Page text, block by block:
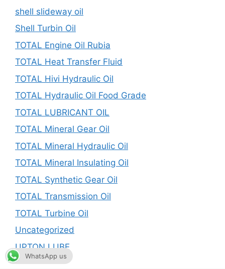
shell slideway oil
Shell Turbin Oil
TOTAL Engine Oil Rubia
TOTAL Heat Transfer Fluid
TOTAL Hivi Hydraulic Oil
TOTAL Hydraulic Oil Food Grade
TOTAL LUBRICANT OIL
TOTAL Mineral Gear Oil
TOTAL Mineral Hydraulic Oil
TOTAL Mineral Insulating Oil
TOTAL Synthetic Gear Oil
TOTAL Transmission Oil
TOTAL Turbine Oil
Uncategorized
UPTON LUBE
WhatsApp us